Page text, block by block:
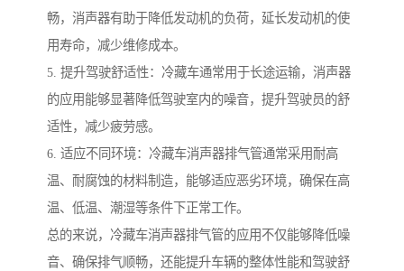
畅，消声器有助于降低发动机的负荷，延长发动机的使
用寿命，减少维修成本。
5. 提升驾驶舒适性：冷藏车通常用于长途运输，消声器
的应用能够显著降低驾驶室内的噪音，提升驾驶员的舒
适性，减少疲劳感。
6. 适应不同环境：冷藏车消声器排气管通常采用耐高
温、耐腐蚀的材料制造，能够适应恶劣环境，确保在高
温、低温、潮湿等条件下正常工作。
总的来说，冷藏车消声器排气管的应用不仅能够降低噪
音、确保排气顺畅，还能提升车辆的整体性能和驾驶舒